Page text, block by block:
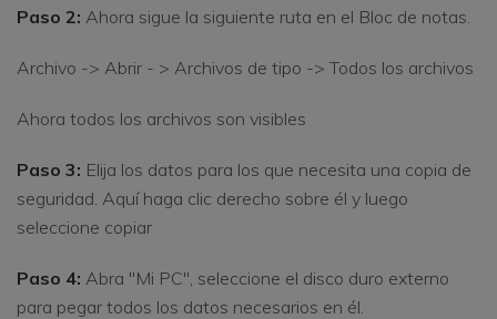
Paso 2: Ahora sigue la siguiente ruta en el Bloc de notas.
Archivo -> Abrir - > Archivos de tipo -> Todos los archivos
Ahora todos los archivos son visibles
Paso 3: Elija los datos para los que necesita una copia de
seguridad. Aquí haga clic derecho sobre él y luego
seleccione copiar
Paso 4: Abra "Mi PC", seleccione el disco duro externo
para pegar todos los datos necesarios en él.